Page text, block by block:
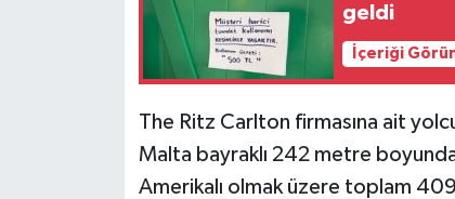
geldi
İçeriği
The Ritz Carlton firmasına ait
Malta bayraklı 242 metre
Amerikalı olmak üzere toplam